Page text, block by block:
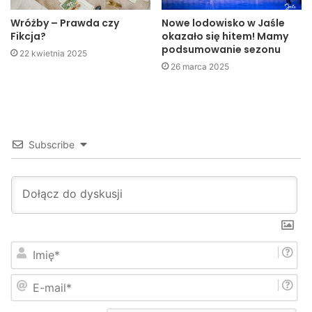
KPP Jasło
Wróżby – Prawda czy
Fikcja?
22 kwietnia 2025
Nowe lodowisko w Jaśle
okazało się hitem! Mamy
podsumowanie sezonu
26 marca 2025
Subscribe
i
m